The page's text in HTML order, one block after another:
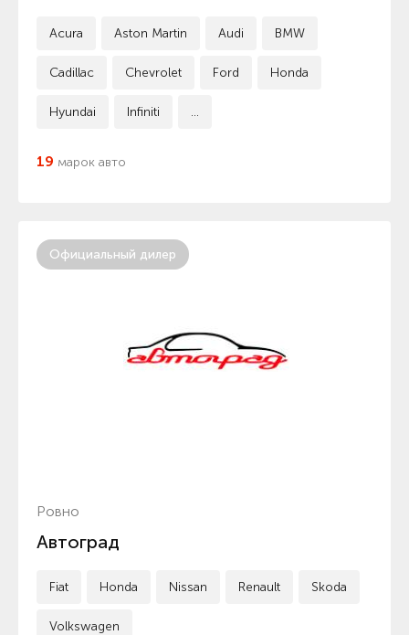
Acura Aston Martin Audi BMW
Cadillac Chevrolet Ford Honda
Hyundai Infiniti ...
19 марок авто
Официальный дилер
Ровно
Автоград
Fiat Honda Nissan Renault Skoda
Volkswagen